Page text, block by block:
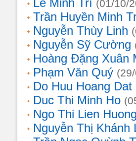
Lê Minh Trí (01/10/
Trần Huyền Minh
Nguyễn Thùy Linh
Nguyễn Sỹ Cường
Hoàng Đặng Xuân
Phạm Văn Quý
Do Huu Hoang Dat
Duc Thi Minh Ho
Ngo Thi Lien
Nguyễn Thị Khánh